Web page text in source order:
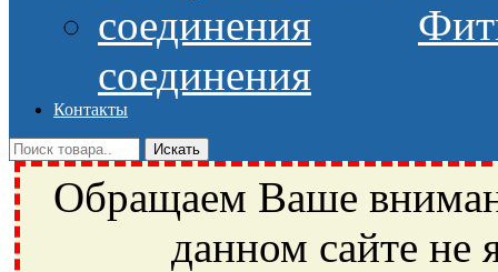
соединения
Контакты
Обращаем Ваше
данном сайте не